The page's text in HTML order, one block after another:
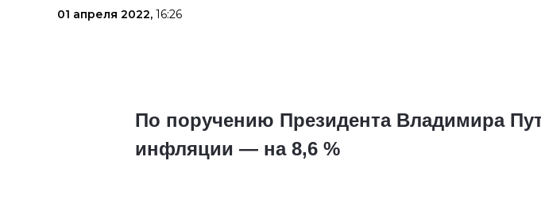
01 апреля 2022, 16:26
По поручению Президента Владимира
инфляции — на 8,6 %